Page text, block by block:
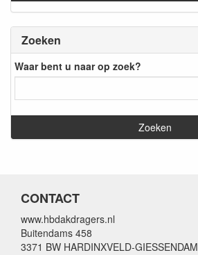
Zoeken
Waar bent u naar op zoek?
CONTACT
www.hbdakdragers.nl
Buitendams 458
3371 BW HARDINXVELD-GIESSENDAM